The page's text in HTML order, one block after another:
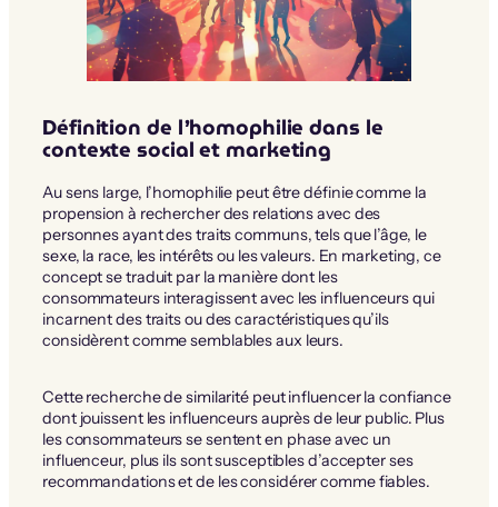
Définition de l’homophilie dans le
contexte social et marketing
Au sens large, l’homophilie peut être définie comme la
propension à rechercher des relations avec des
personnes ayant des traits communs, tels que l’âge, le
sexe, la race, les intérêts ou les valeurs. En marketing, ce
concept se traduit par la manière dont les
consommateurs interagissent avec les influenceurs qui
incarnent des traits ou des caractéristiques qu’ils
considèrent comme semblables aux leurs.
Cette recherche de similarité peut influencer la confiance
dont jouissent les influenceurs auprès de leur public. Plus
les consommateurs se sentent en phase avec un
influenceur, plus ils sont susceptibles d’accepter ses
recommandations et de les considérer comme fiables.